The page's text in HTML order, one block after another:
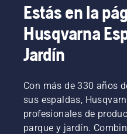
Estás en la
Husqvarna
Jardín
Con más de 330 años
sus espaldas,
profesionales de
parque y jardín.